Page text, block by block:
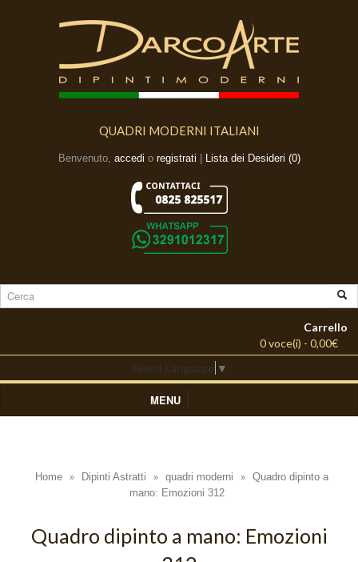
QUADRI MODERNI ITALIANI
Benvenuto, accedi o registrati Lista dei Desideri (0)
Carrello
0 voce(i) - 0,00€
Select Language ▼
MENU
Blue Light
Home » Dipinti Astratti » quadri moderni »
Quadro dipinto a
mano: Emozioni 312
Quadro dipinto a mano: Emozioni